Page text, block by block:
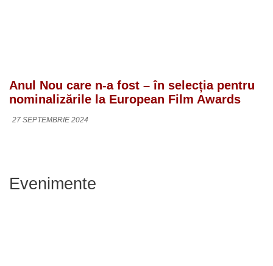
Anul Nou care n-a fost – în selecția pentru
nominalizările la European Film Awards
27 SEPTEMBRIE 2024
Evenimente